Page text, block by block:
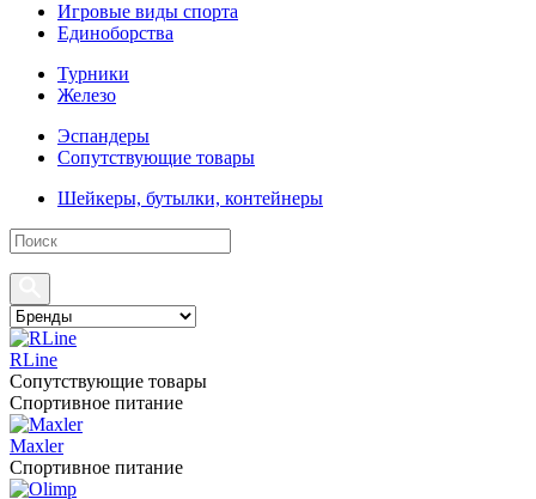
Игровые виды спорта
Единоборства
Турники
Железо
Эспандеры
Сопутствующие товары
Шейкеры, бутылки, контейнеры
RLine
Сопутствующие товары
Спортивное питание
Maxler
Спортивное питание